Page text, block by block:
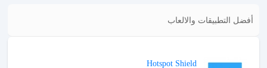
أفضل التطبيقات والالعاب
Hotspot Shield